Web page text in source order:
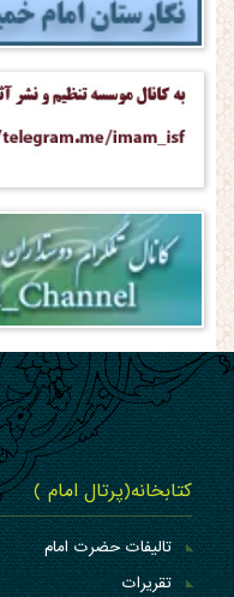
کتابخانه(پرتال امام )
تالیفات حضرت امام
تقریرات